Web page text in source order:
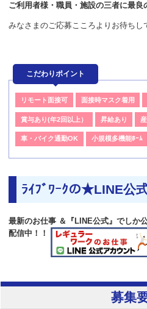
ご利用者様・職員・施設の三者に最良
みなさまのご応募こころよりお待ちし
こだわりポイント
リモート面接可 面接時マスク着用
賞与あり(年2回以上） 昇給あり
車・バイク通勤OK 小規模多機能ﾎｰﾑ
ﾗｲﾌﾞﾜｰｸの★LINE公
最新のお仕事 ＆『LINE公式』でしか
配信中！！
募集